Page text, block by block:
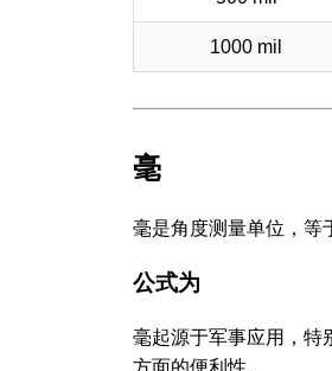
1000 mil
毫
毫是角度测量单位，等
公式为
毫起源于军事应用，特
方面的便利性。